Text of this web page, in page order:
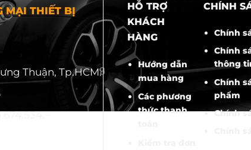
MẠI THIẾT BỊ
Thuận, Tp.HCM.
-
HỖ TRỢ
KHÁCH
HÀNG
Hướng dẫn
mua hàng
Các phương
thức thanh
CHÍNH
Chính
Chính
thông
Chính
phẩm
Chính